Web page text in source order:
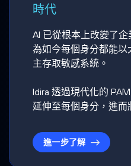
時代
AI 已從根本上改變了
為如今每個身分都能以
主存取敏感系統。
Idira 透過現代化的
延伸至每個身分，進而
進一步了解